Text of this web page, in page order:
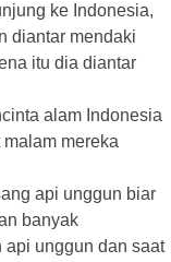
ke Indonesia,
diantar mendaki
itu dia diantar
alam Indonesia
mereka
api unggun biar
banyak
api unggun dan saat